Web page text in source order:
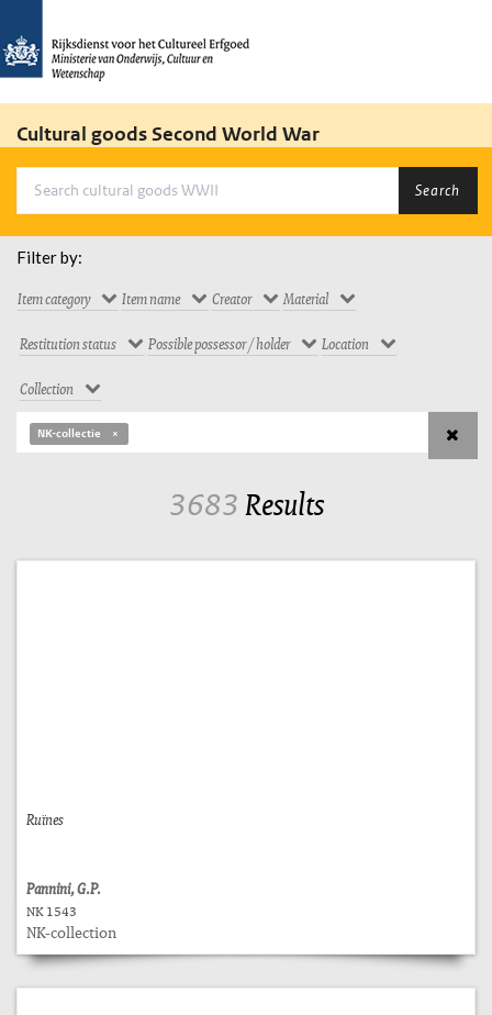
Cultural goods Second World War
Search
Filter by:
Item category Item name Creator Material
Restitution status Possible possessor / holder Location
Collection
NK-collectie
3683Results
Ruïnes
Pannini, G.P.
NK 1543
NK-collection